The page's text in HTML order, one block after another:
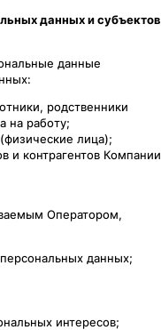
данных и субъектов
данные
родственники
на работу;
лица);
и контрагентов Компании
Оператором,
данных;
интересов;